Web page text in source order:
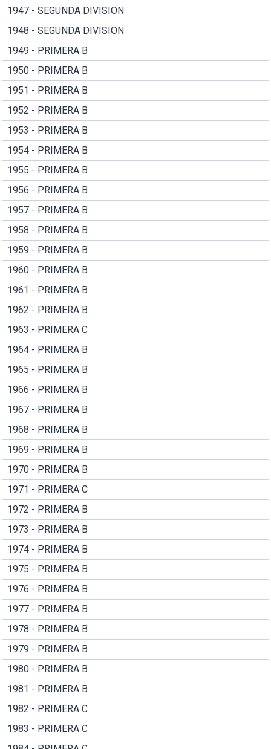
1947 - SEGUNDA DIVISION
1948 - SEGUNDA DIVISION
1949 - PRIMERA B
1950 - PRIMERA B
1951 - PRIMERA B
1952 - PRIMERA B
1953 - PRIMERA B
1954 - PRIMERA B
1955 - PRIMERA B
1956 - PRIMERA B
1957 - PRIMERA B
1958 - PRIMERA B
1959 - PRIMERA B
1960 - PRIMERA B
1961 - PRIMERA B
1962 - PRIMERA B
1963 - PRIMERA C
1964 - PRIMERA B
1965 - PRIMERA B
1966 - PRIMERA B
1967 - PRIMERA B
1968 - PRIMERA B
1969 - PRIMERA B
1970 - PRIMERA B
1971 - PRIMERA C
1972 - PRIMERA B
1973 - PRIMERA B
1974 - PRIMERA B
1975 - PRIMERA B
1976 - PRIMERA B
1977 - PRIMERA B
1978 - PRIMERA B
1979 - PRIMERA B
1980 - PRIMERA B
1981 - PRIMERA B
1982 - PRIMERA C
1983 - PRIMERA C